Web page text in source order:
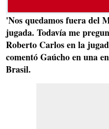
'Nos quedamos fuera del
jugada. Todavía me
Roberto Carlos en la
comentó Gaúcho en una
Brasil.